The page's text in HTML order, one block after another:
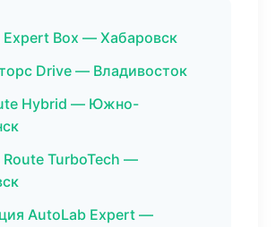
Expert Box — Хабаровск
Drive — Владивосток
Hybrid — Южно-
Route TurboTech —
AutoLab Expert —